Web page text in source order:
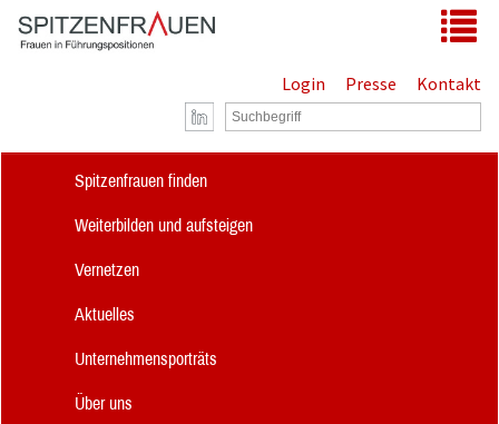
Zum Hauptinhalt springen
Login Presse Kontakt
Spitzenfrauen finden
Weiterbilden und aufsteigen
Vernetzen
Aktuelles
Unternehmensporträts
Über uns